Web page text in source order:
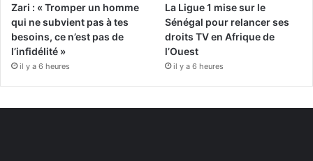
Zari : « Tromper un homme
qui ne subvient pas à tes
besoins, ce n’est pas de
l’infidélité »
il y a 6 heures
La Ligue 1 mise sur le
Sénégal pour relancer ses
droits TV en Afrique de
l’Ouest
il y a 6 heures